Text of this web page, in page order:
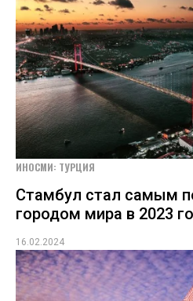
ИНОСМИ: ТУРЦИЯ
Стамбул стал самым
городом мира в 2023
16.02.2024